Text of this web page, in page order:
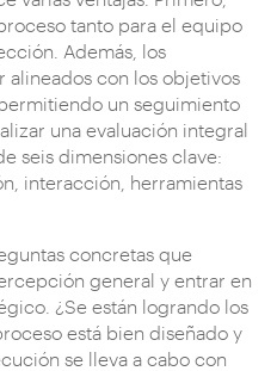
tanto para el equipo
Además, los
alineados con los objetivos
un seguimiento
una evaluación integral
seis dimensiones clave:
interacción, herramientas
concretas que
general y entrar en
¿Se están logrando los
está bien diseñado y
se lleva a cabo con